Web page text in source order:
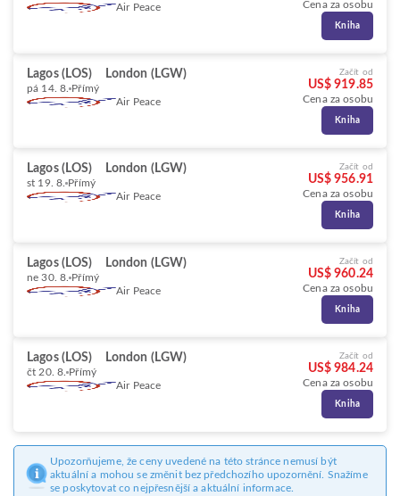
Air Peace
Cena za osobu
Kniha
Lagos (LOS) London (LGW)
pá 14. 8. Přímý
Air Peace
Začít od
US$ 919.85
Cena za osobu
Kniha
Lagos (LOS) London (LGW)
st 19. 8. Přímý
Air Peace
Začít od
US$ 956.91
Cena za osobu
Kniha
Lagos (LOS) London (LGW)
ne 30. 8. Přímý
Air Peace
Začít od
US$ 960.24
Cena za osobu
Kniha
Lagos (LOS) London (LGW)
čt 20. 8. Přímý
Air Peace
Začít od
US$ 984.24
Cena za osobu
Kniha
Upozorňujeme, že ceny uvedené na této stránce nemusí být
aktuální a mohou se změnit bez předchozího upozornění. Snažíme
se poskytovat co nejpřesnější a aktuální informace.